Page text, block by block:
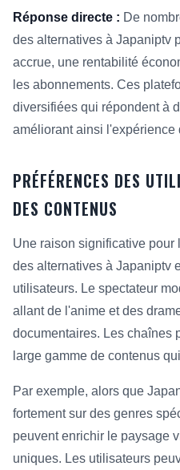
Réponse directe : De
des alternatives à Japaniptv
accrue, une rentabilité
les abonnements. Ces
diversifiées qui répondent à
améliorant ainsi l'expérience
PRÉFÉRENCES DES
DES CONTENUS
Une raison significative
des alternatives à Japaniptv
utilisateurs. Le spectateur
allant de l'anime et des
documentaires. Les chaînes
large gamme de contenus
Par exemple, alors que
fortement sur des genres
peuvent enrichir le paysage
uniques. Les utilisateurs